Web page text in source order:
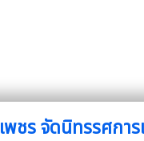
ชร จัดนิทรรศกา